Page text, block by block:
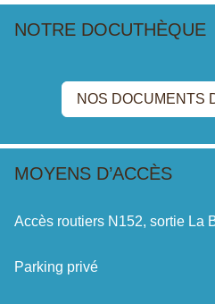
NOTRE DOCUTHÈQUE
NOS DOCUMENTS
MOYENS D’ACCÈS
Accès routiers N152, sortie La
Parking privé